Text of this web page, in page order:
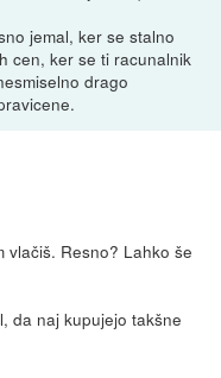
jemal, ker se stalno
cen, ker se ti racunalnik
drago
vlačiš. Resno? Lahko še
da naj kupujejo takšne